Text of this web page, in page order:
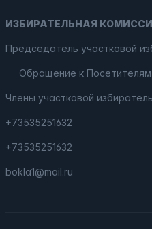
ИЗБИРАТЕЛЬНАЯ
Председатель участковой
Обращение к Посетителям
Члены участковой
+73535251632
+73535251632
bokla1@mail.ru